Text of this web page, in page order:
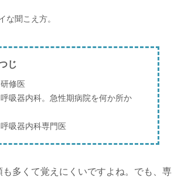
な聞こえ方。
じ
修医
吸器内科。急性期病院を何か所か
吸器内科専門医
も多くて覚えにくいですよね。でも、専